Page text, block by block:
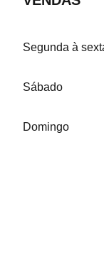
Segunda à
Sábado
Domingo